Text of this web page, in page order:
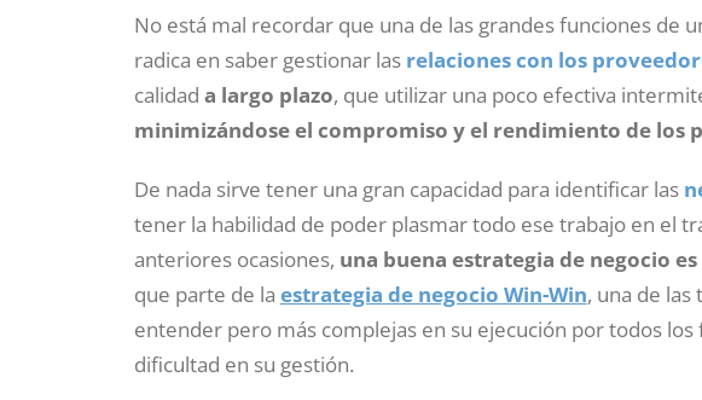
No está mal recordar que una de las grandes funciones de
radica en saber gestionar las relaciones con los
calidad a largo plazo, que utilizar una poco efectiva
minimizándose el compromiso y el rendimiento de los
De nada sirve tener una gran capacidad para identificar las
tener la habilidad de poder plasmar todo ese trabajo en el
anteriores ocasiones, una buena estrategia de negocio
que parte de la estrategia de negocio Win-Win, una de las
entender pero más complejas en su ejecución por todos
dificultad en su gestión.